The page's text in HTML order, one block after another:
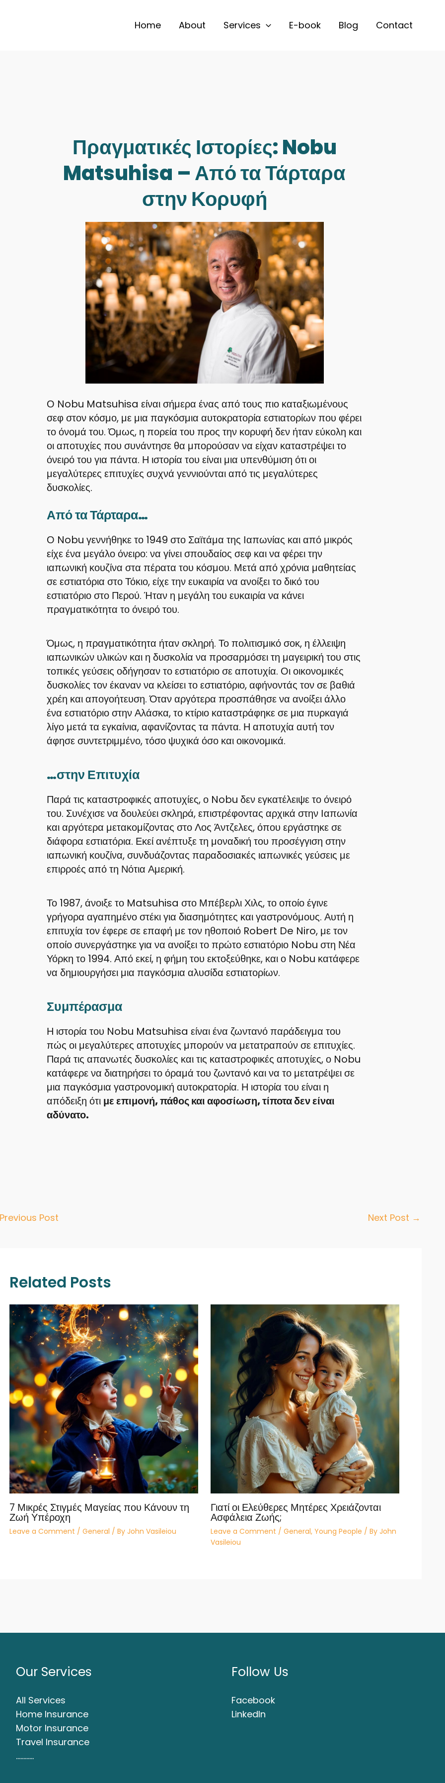
Home About Services E-book Blog Contact
Πραγματικές Ιστορίες: Nobu
Matsuhisa – Από τα Τάρταρα
στην Κορυφή
Ο Nobu Matsuhisa είναι σήμερα ένας από τους πιο καταξιωμένους
σεφ στον κόσμο, με μια παγκόσμια αυτοκρατορία εστιατορίων που φέρει
το όνομά του. Όμως, η πορεία του προς την κορυφή δεν ήταν εύκολη και
οι αποτυχίες που συνάντησε θα μπορούσαν να είχαν καταστρέψει το
όνειρό του για πάντα. Η ιστορία του είναι μια υπενθύμιση ότι οι
μεγαλύτερες επιτυχίες συχνά γεννιούνται από τις μεγαλύτερες
δυσκολίες.
Από τα Τάρταρα…
Ο Nobu γεννήθηκε το 1949 στο Σαϊτάμα της Ιαπωνίας και από μικρός
είχε ένα μεγάλο όνειρο: να γίνει σπουδαίος σεφ και να φέρει την
ιαπωνική κουζίνα στα πέρατα του κόσμου. Μετά από χρόνια μαθητείας
σε εστιατόρια στο Τόκιο, είχε την ευκαιρία να ανοίξει το δικό του
εστιατόριο στο Περού. Ήταν η μεγάλη του ευκαιρία να κάνει
πραγματικότητα το όνειρό του.
Όμως, η πραγματικότητα ήταν σκληρή. Το πολιτισμικό σοκ, η έλλειψη
ιαπωνικών υλικών και η δυσκολία να προσαρμόσει τη μαγειρική του στις
τοπικές γεύσεις οδήγησαν το εστιατόριο σε αποτυχία. Οι οικονομικές
δυσκολίες τον έκαναν να κλείσει το εστιατόριο, αφήνοντάς τον σε βαθιά
χρέη και απογοήτευση. Όταν αργότερα προσπάθησε να ανοίξει άλλο
ένα εστιατόριο στην Αλάσκα, το κτίριο καταστράφηκε σε μια πυρκαγιά
λίγο μετά τα εγκαίνια, αφανίζοντας τα πάντα. Η αποτυχία αυτή τον
άφησε συντετριμμένο, τόσο ψυχικά όσο και οικονομικά.
…στην Επιτυχία
Παρά τις καταστροφικές αποτυχίες, ο Nobu δεν εγκατέλειψε το όνειρό
του. Συνέχισε να δουλεύει σκληρά, επιστρέφοντας αρχικά στην Ιαπωνία
και αργότερα μετακομίζοντας στο Λος Άντζελες, όπου εργάστηκε σε
διάφορα εστιατόρια. Εκεί ανέπτυξε τη μοναδική του προσέγγιση στην
ιαπωνική κουζίνα, συνδυάζοντας παραδοσιακές ιαπωνικές γεύσεις με
επιρροές από τη Νότια Αμερική.
Το 1987, άνοιξε το Matsuhisa στο Μπέβερλι Χιλς, το οποίο έγινε
γρήγορα αγαπημένο στέκι για διασημότητες και γαστρονόμους. Αυτή η
επιτυχία τον έφερε σε επαφή με τον ηθοποιό Robert De Niro, με τον
οποίο συνεργάστηκε για να ανοίξει το πρώτο εστιατόριο Nobu στη Νέα
Υόρκη το 1994. Από εκεί, η φήμη του εκτοξεύθηκε, και ο Nobu κατάφερε
να δημιουργήσει μια παγκόσμια αλυσίδα εστιατορίων.
Συμπέρασμα
Η ιστορία του Nobu Matsuhisa είναι ένα ζωντανό παράδειγμα του
πώς οι μεγαλύτερες αποτυχίες μπορούν να μετατραπούν σε επιτυχίες.
Παρά τις απανωτές δυσκολίες και τις καταστροφικές αποτυχίες, ο Nobu
κατάφερε να διατηρήσει το όραμά του ζωντανό και να το μετατρέψει σε
μια παγκόσμια γαστρονομική αυτοκρατορία. Η ιστορία του είναι η
απόδειξη ότι με επιμονή, πάθος και αφοσίωση, τίποτα δεν είναι
αδύνατο.
Previous Post Next Post →
Related Posts
7 Μικρές Στιγμές Μαγείας που Κάνουν τη
Ζωή Υπέροχη
Leave a Comment / General / By John Vasileiou
Γιατί οι Ελεύθερες Μητέρες Χρειάζονται
Ασφάλεια Ζωής;
Leave a Comment / General, Young People / By John
Vasileiou
Our Services
All Services
Home Insurance
Motor Insurance
Travel Insurance
…………
Follow Us
Facebook
LinkedIn